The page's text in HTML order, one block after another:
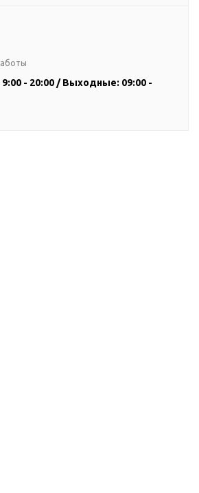
- 20:00 / Выходные: 09:00 -